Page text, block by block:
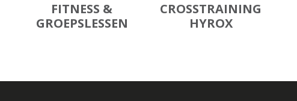
FITNESS &
GROEPSLESSEN
CROSSTRAINING
HYROX